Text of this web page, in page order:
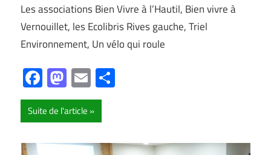
Les associations Bien Vivre à l’Hautil, Bien vivre à
Vernouillet, les Ecolibris Rives gauche, Triel
Environnement, Un vélo qui roule
Facebook
Mastodon
Email
Suite de l'article